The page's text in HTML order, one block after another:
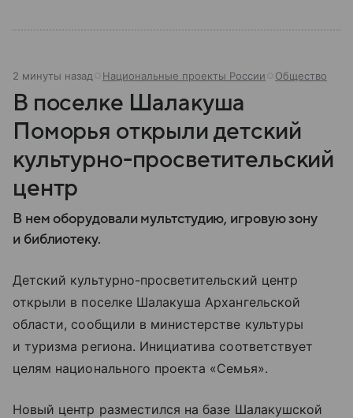
2 минуты назад Национальные проекты России Общество
В поселке Шалакуша
Поморья открыли детский
культурно-просветительский
центр
В нем оборудовали мультстудию, игровую зону
и библиотеку.
Детский культурно-просветительский центр
открыли в поселке Шалакуша Архангельской
области, сообщили в министерстве культуры
и туризма региона. Инициатива соответствует
целям национального проекта «Семья».
Новый центр разместился на базе Шалакушской